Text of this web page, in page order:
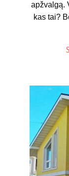
apžvalgą.
kas tai?